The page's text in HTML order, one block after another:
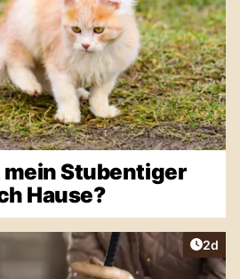
Stubentiger
Hause?
2d